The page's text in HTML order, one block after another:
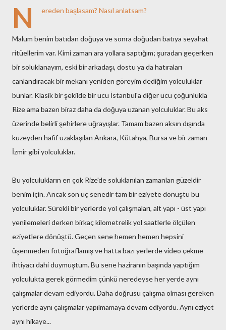
N ereden başlasam? Nasıl anlatsam?
Malum benim batıdan doğuya ve sonra doğudan batıya seyahat
ritüellerim var. Kimi zaman ara yollara saptığım; şuradan geçerken
bir soluklanayım, eski bir arkadaşı, dostu ya da hatıraları
canlandıracak bir mekanı yeniden göreyim dediğim yolculuklar
bunlar. Klasik bir şekilde bir ucu İstanbul'a diğer ucu çoğunlukla
Rize ama bazen biraz daha da doğuya uzanan yolculuklar. Bu aks
üzerinde belirli şehirlere uğrayışlar. Tamam bazen aksın dışında
kuzeyden hafif uzaklaşılan Ankara, Kütahya, Bursa ve bir zaman
İzmir gibi yolculuklar.
Bu yolculukların en çok Rize'de soluklanılan zamanları güzeldir
benim için. Ancak son üç senedir tam bir eziyete dönüştü bu
yolculuklar. Sürekli bir yerlerde yol çalışmaları, alt yapı - üst yapı
yenilemeleri derken birkaç kilometrelik yol saatlerle ölçülen
eziyetlere dönüştü. Geçen sene hemen hemen hepsini
üşenmeden fotoğraflamış ve hatta bazı yerlerde video çekme
ihtiyacı dahi duymuştum. Bu sene haziranın başında yaptığım
yolculukta gerek görmedim çünkü neredeyse her yerde aynı
çalışmalar devam ediyordu. Daha doğrusu çalışma olması gereken
yerlerde aynı çalışmalar yapılmamaya devam ediyordu. Aynı eziyet
aynı hikaye...